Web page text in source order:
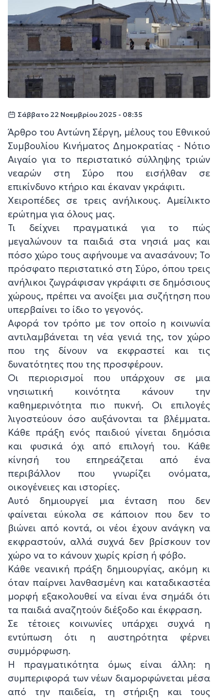
Σάββατο 22 Νοεμβρίου 2025 - 08:35
Άρθρο του Αντώνη Σέργη, μέλους του Εθνικού
Συμβουλίου Κινήματος Δημοκρατίας - Νότιο
Αιγαίο για το περιστατικό σύλληψης τριών
νεαρών στη Σύρο που εισήλθαν σε
επικίνδυνο κτήριο και έκαναν γκράφιτι.
Χειροπέδες σε τρεις ανήλικους. Αμείλικτο
ερώτημα για όλους μας.
Τι δείχνει πραγματικά για το πώς
μεγαλώνουν τα παιδιά στα νησιά μας και
πόσο χώρο τους αφήνουμε να ανασάνουν; Το
πρόσφατο περιστατικό στη Σύρο, όπου τρεις
ανήλικοι ζωγράφισαν γκράφιτι σε δημόσιους
χώρους, πρέπει να ανοίξει μια συζήτηση που
υπερβαίνει το ίδιο το γεγονός.
Αφορά τον τρόπο με τον οποίο η κοινωνία
αντιλαμβάνεται τη νέα γενιά της, τον χώρο
που της δίνουν να εκφραστεί και τις
δυνατότητες που της προσφέρουν.
Οι περιορισμοί που υπάρχουν σε μια
νησιωτική κοινότητα κάνουν την
καθημερινότητα πιο πυκνή. Οι επιλογές
λιγοστεύουν όσο αυξάνονται τα βλέμματα.
Κάθε πράξη ενός παιδιού γίνεται δημόσια
και φυσικά όχι από επιλογή του. Κάθε
κίνησή του επηρεάζεται από ένα
περιβάλλον που γνωρίζει ονόματα,
οικογένειες και ιστορίες.
Αυτό δημιουργεί μια ένταση που δεν
φαίνεται εύκολα σε κάποιον που δεν το
βιώνει από κοντά, οι νέοι έχουν ανάγκη να
εκφραστούν, αλλά συχνά δεν βρίσκουν τον
χώρο να το κάνουν χωρίς κρίση ή φόβο.
Κάθε νεανική πράξη δημιουργίας, ακόμη κι
όταν παίρνει λανθασμένη και καταδικαστέα
μορφή εξακολουθεί να είναι ένα σημάδι ότι
τα παιδιά αναζητούν διέξοδο και έκφραση.
Σε τέτοιες κοινωνίες υπάρχει συχνά η
εντύπωση ότι η αυστηρότητα φέρνει
συμμόρφωση.
Η πραγματικότητα όμως είναι άλλη: η
συμπεριφορά των νέων διαμορφώνεται μέσα
από την παιδεία, τη στήριξη και τους